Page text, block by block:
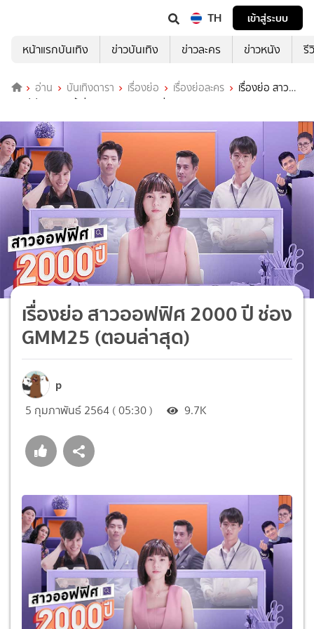
TH
เข้าสู่ระบบ
หน้าแรกบันเทิง
ข่าวบันเทิง ข่าวละคร ข่าวหนัง รี
อ่าน บันเทิงดารา เรื่องย่อ เรื่องย่อละคร
เรื่องย่อ สาว
ออฟฟิศ 2000 ปี ช่อง GMM25 (ตอนล่าสุด)
เรื่องย่อ สาวออฟฟิศ 2000 ปี ช่อง
GMM25 (ตอนล่าสุด)
p
5 กุมภาพันธ์ 2564 ( 05:30 ) 9.7K